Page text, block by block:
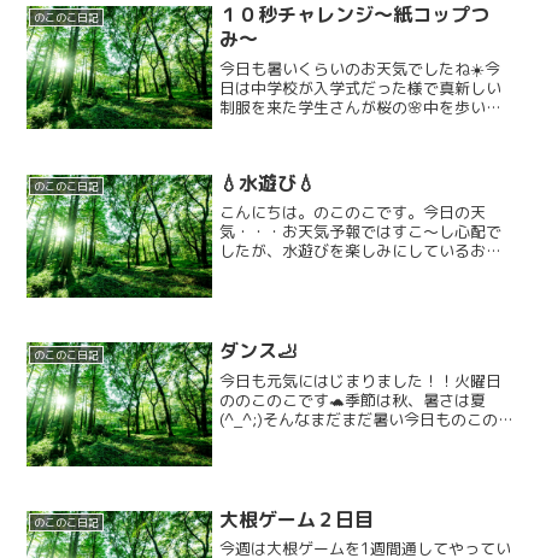
のこのこ日記
１０秒チャレンジ〜紙コップつ
み〜
今日も暑いくらいのお天気でしたね☀️今
日は中学校が入学式だった様で真新しい
制服を来た学生さんが桜の🌸中を歩いて
にいくつ積めるか挑戦で...
のこのこ日記 💧水遊び💧
こんにちは。のこのこです。今日の天
気・・・お天気予報ではすこ～し心配で
したが、水遊びを楽しみにしているお友
のこのこ日記 ダンス🦶
今日も元気にはじまりました！！火曜日
ののこのこです🐢季節は秋、暑さは夏
(^_^;)そんなまだまだ暑い今日ものこの
のこのこ日記 大根ゲーム２日目
今週は大根ゲームを1週間通してやってい